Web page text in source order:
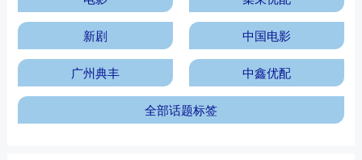
新剧 中国电影
广州典丰 中鑫优配
全部话题标签